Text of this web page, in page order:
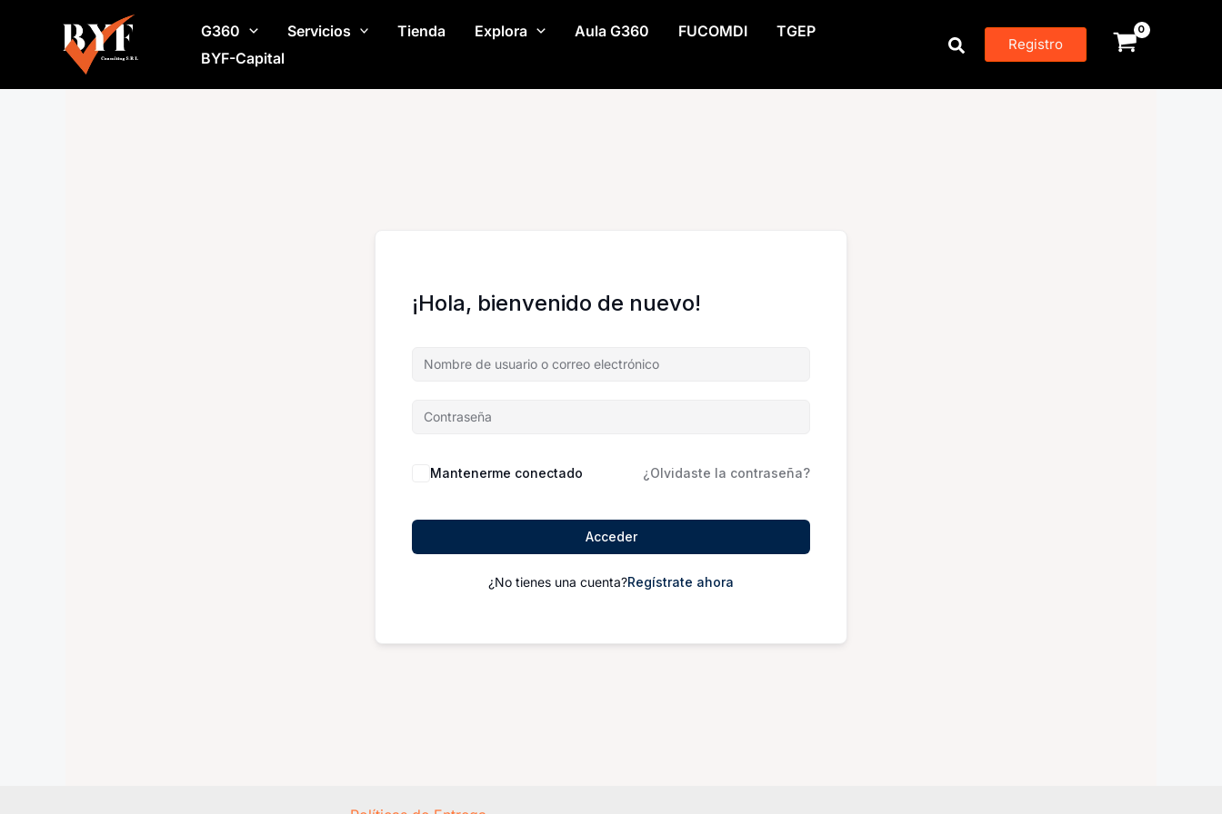
contenido
G360 Servicios Tienda Explora Aula G360 FUCOMDI
TGEP
BYF-Capital
Buscar Registro
¡Hola, bienvenido de nuevo!
Mantenerme conectado ¿Olvidaste la contraseña?
Acceder
¿No tienes una cuenta?Regístrate ahora